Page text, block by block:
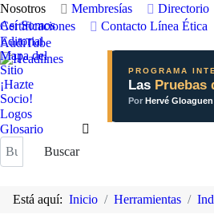
Nosotros
Así Somos
Editorial
Mapa del
Sitio
¡Hazte
Socio!
Logos
Glosario
Membresías
Directorio
Certificaciones
Contacto Línea Ética
AudiTube
PROGRAMA
Las Pruebas
Por Hervé Gloaguen
Buscar
Buscar
Está aquí: Inicio Herramientas